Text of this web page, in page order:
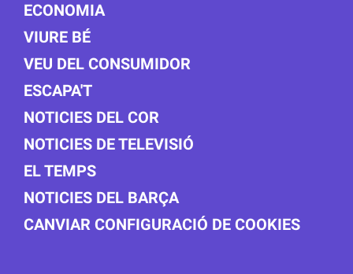
ECONOMIA
VIURE BÉ
VEU DEL CONSUMIDOR
ESCAPA'T
NOTICIES DEL COR
NOTICIES DE TELEVISIÓ
EL TEMPS
NOTICIES DEL BARÇA
CANVIAR CONFIGURACIÓ DE COOKIES